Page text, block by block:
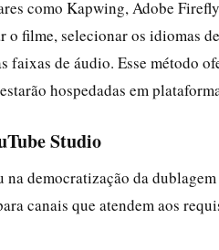
como Kapwing, Adobe
filme, selecionar os idiomas
de áudio. Esse método
hospedadas em
Studio
democratização da
canais que atendem aos